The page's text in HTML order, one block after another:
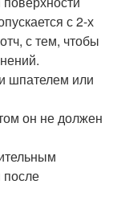
с 2-х
с тем, чтобы
шпателем или
он не должен